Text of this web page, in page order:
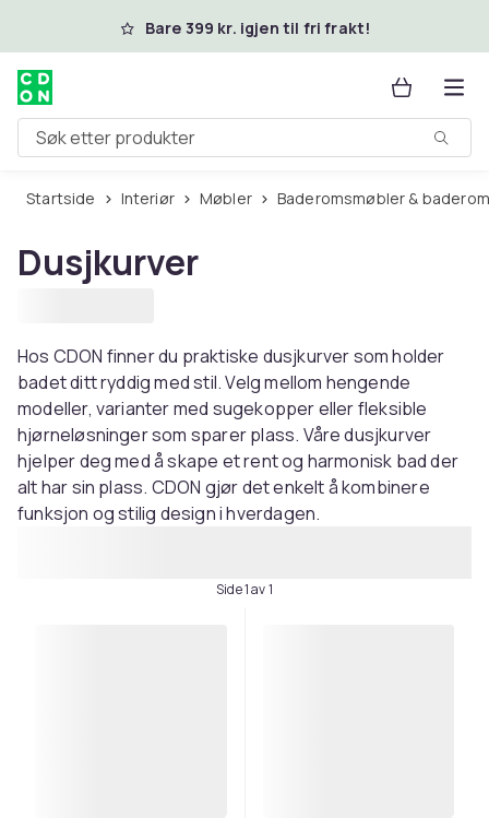
Hopp til hovedinnholdBare 399 kr. igjen til fri frakt!
Søk etter produkter
Startside Interiør Møbler Baderomsmøbler &
Dusjkurver
Hos CDON finner du praktiske dusjkurver som holder
badet ditt ryddig med stil. Velg mellom hengende
modeller, varianter med sugekopper eller fleksible
hjørneløsninger som sparer plass. Våre dusjkurver
hjelper deg med å skape et rent og harmonisk bad der
alt har sin plass. CDON gjør det enkelt å kombinere
funksjon og stilig design i hverdagen.
Side 1 av 1